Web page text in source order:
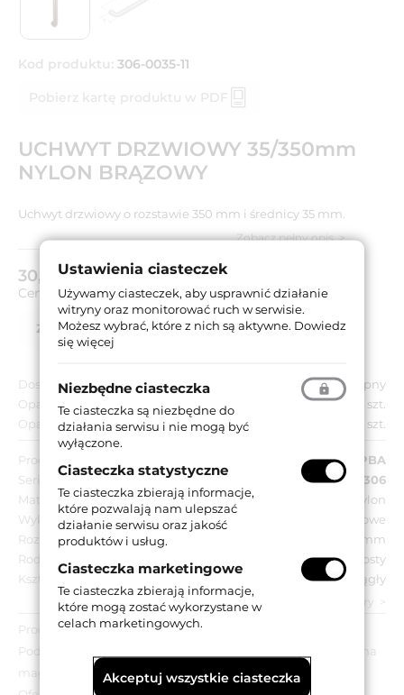
Kod produktu: 306-0035-11
Pobierz kartę produktu w PDF
UCHWYT DRZWIOWY 35/350mm
NYLON BRĄZOWY
Uchwyt drzwiowy o rozstawie 350 mm i średnicy 35 mm.
Zobacz pełny opis
30,75 złbrutto (z VAT 23%)
Cena za:szt.
Zapytaj o produkt Lista partnerów
Dostępność:
Niedostępny
Opakowanie jednostkowe:
1 szt.
Opakowanie zbiorcze:
1 szt.
Producent:
PBA
Seria:
PB 306
Materiał:
Nylon
Wykończenie:
Brązowe
Rozstaw:
350 mm
Rodzaj uchwytu:
Prosty
Kształt uchwytu:
Okrągły
zobacz wszystkie parametry
Produkt wyprzedażowy.
Podana cena dotyczy wyłącznie towarów znajdujących się na
magazynie.
Ustawienia ciasteczek
Używamy ciasteczek, aby usprawnić działanie
witryny oraz monitorować ruch w serwisie.
Możesz wybrać, które z nich są aktywne. Dowiedz
się więcej
Niezbędne ciasteczka
Te ciasteczka są niezbędne do
działania serwisu i nie mogą być
wyłączone.
Ciasteczka statystyczne
Te ciasteczka zbierają informacje,
które pozwalają nam ulepszać
działanie serwisu oraz jakość
produktów i usług.
Ciasteczka marketingowe
Te ciasteczka zbierają informacje,
które mogą zostać wykorzystane w
celach marketingowych.
Akceptuj wszystkie ciasteczka